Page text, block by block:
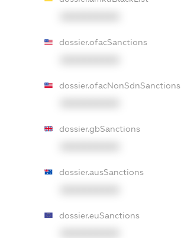
dossier.ofacSanctions
dossier.ofacNonSdnSanctions
dossier.gbSanctions
dossier.ausSanctions
dossier.euSanctions